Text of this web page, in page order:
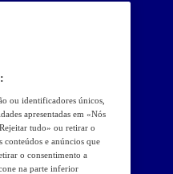
ou identificadores únicos,
apresentadas em «Nós
tudo» ou retirar o
conteúdos e anúncios que
o consentimento a
na parte inferior